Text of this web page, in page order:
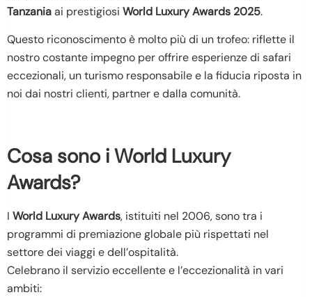
Tanzaniaai prestigiosi World Luxury Awards 2025.
Questo riconoscimento è molto più di un trofeo: riflette il
nostro costante impegno per offrire esperienze di safari
eccezionali, un turismo responsabile e la fiducia riposta in
noi dai nostri clienti, partner e dalla comunità.
Cosa sono i World Luxury
Awards?
I World Luxury Awards, istituiti nel 2006, sono tra i
programmi di premiazione globale più rispettati nel
settore dei viaggi e dell’ospitalità.
Celebrano il servizio eccellente e l’eccezionalità in vari
ambiti: